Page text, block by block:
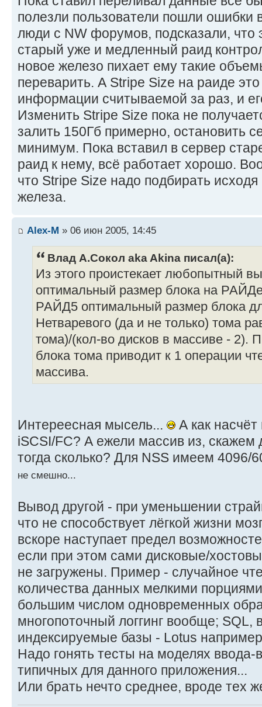
полезли пользователи пошли
люди с NW форумов, подсказали, что
старый уже и медленный раид
новое железо пихает ему такие
переварить. А Stripe Size на раиде
информации считываемой за раз, и
Изменить Stripe Size пока не
залить 150Гб примерно, остановить
минимум. Пока вставил в сервер
раид к нему, всё работает хорошо.
что Stripe Size надо подбирать
железа.
Alex-M » 06 июн 2005, 14:45
Влад А.Сокол aka Akina писал(а):
Из этого проистекает любопытный
оптимальный размер блока на
РАЙД5 оптимальный размер блока
Нетваревого (да и не только) тома
тома)/(кол-во дисков в массиве - 2).
блока тома приводит к 1 операции
массива.
Интереесная мысель...
А как
iSCSI/FC? А ежели массив из, скажем
тогда сколько? Для NSS имеем
не смешно...
Вывод другой - при уменьшении
что не способствует лёгкой жизни
вскоре наступает предел
если при этом сами дисковые/
не загружены. Пример - случайное
количества данных мелкими
большим числом одновременных
многопоточный логгинг вообще;
индексируемые базы - Lotus
Надо гонять тесты на моделях
типичных для данного приложения...
Или брать нечто среднее, вроде тех